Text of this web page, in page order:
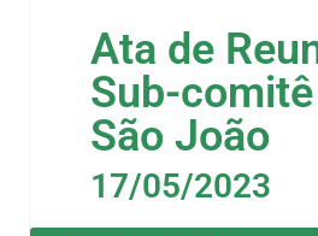
Ata de
Sub-
São João
17/05/2023